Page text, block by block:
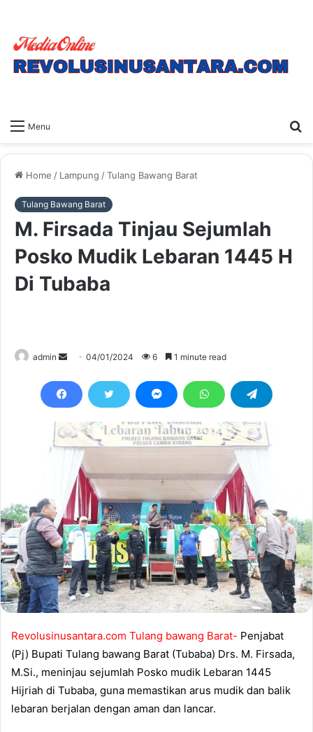
Menu
Home / Lampung /Tulang Bawang Barat
Tulang Bawang Barat
M. Firsada Tinjau Sejumlah
Posko Mudik Lebaran 1445 H
Di Tubaba
admin
Send
email
04/01/2024 6 1 minute read
Revolusinusantara.com Tulang bawang Barat- Penjabat
(Pj) Bupati Tulang bawang Barat (Tubaba) Drs. M. Firsada,
M.Si., meninjau sejumlah Posko mudik Lebaran 1445
Hijriah di Tubaba, guna memastikan arus mudik dan balik
lebaran berjalan dengan aman dan lancar.